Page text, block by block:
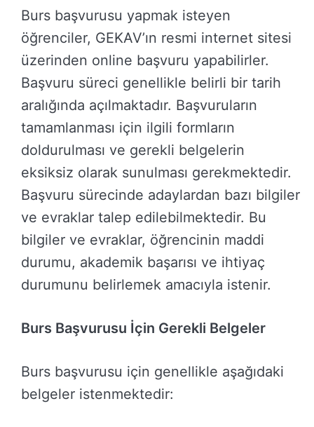
Burs başvurusu yapmak isteyen
öğrenciler, GEKAV’ın resmi internet sitesi
üzerinden online başvuru yapabilirler.
Başvuru süreci genellikle belirli bir tarih
aralığında açılmaktadır. Başvuruların
tamamlanması için ilgili formların
doldurulması ve gerekli belgelerin
eksiksiz olarak sunulması gerekmektedir.
Başvuru sürecinde adaylardan bazı bilgiler
ve evraklar talep edilebilmektedir. Bu
bilgiler ve evraklar, öğrencinin maddi
durumu, akademik başarısı ve ihtiyaç
durumunu belirlemek amacıyla istenir.
Burs Başvurusu İçin Gerekli Belgeler
Burs başvurusu için genellikle aşağıdaki
belgeler istenmektedir: